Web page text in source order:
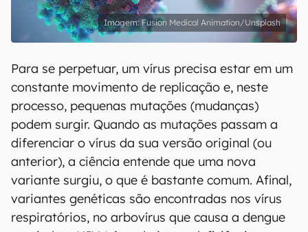
Fusion Medical Animation/Unsplash
Para se perpetuar, um vírus precisa estar em um
constante movimento de replicação e, neste
processo, pequenas mutações (mudanças)
podem surgir. Quando as mutações passam a
diferenciar o vírus da sua versão original (ou
anterior), a ciência entende que uma nova
variante surgiu, o que é bastante comum. Afinal,
variantes genéticas são encontradas nos vírus
respiratórios, no arbovírus que causa a dengue